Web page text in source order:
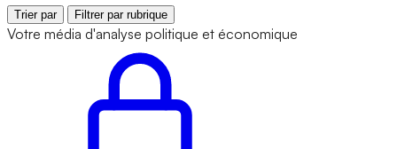
Trier par Filtrer par rubrique
Votre média d'analyse politique et économique